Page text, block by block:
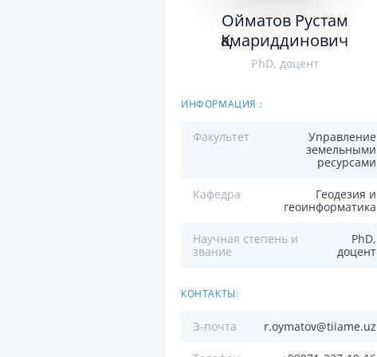
Ойматов Рустам
Қамариддинович
PhD, доцент
ИНФОРМАЦИЯ :
Факультет
Управление
земельными
ресурсами
Кафедра
Геодезия и
геоинформатика
Научная степень и
звание
PhD,
доцент
КОНТАКТЫ:
Э-почта r.oymatov@tiiame.uz